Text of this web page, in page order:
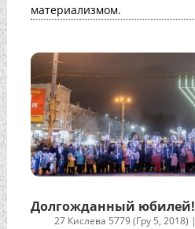
материализмом.
Долгожданный юбилей!
27 Кислева 5779 (Гру 5, 2018) |